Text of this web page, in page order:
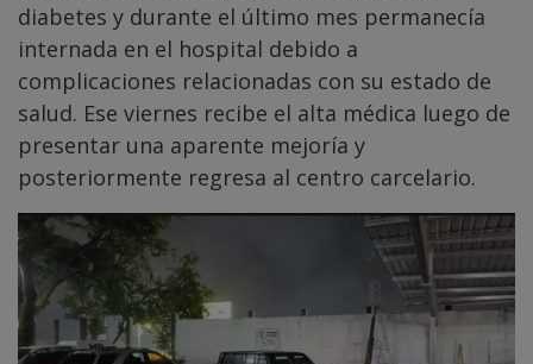
diabetes y durante el último mes permanecía
internada en el hospital debido a
complicaciones relacionadas con su estado de
salud. Ese viernes recibe el alta médica luego de
presentar una aparente mejoría y
posteriormente regresa al centro carcelario.